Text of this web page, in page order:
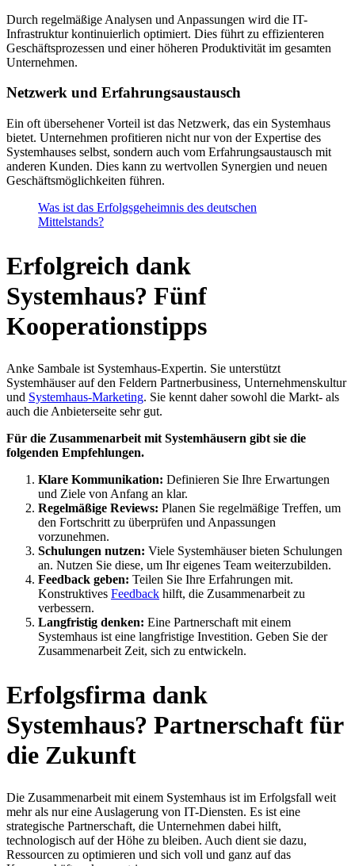
Durch regelmäßige Analysen und Anpassungen wird die IT-
Infrastruktur kontinuierlich optimiert. Dies führt zu effizienteren
Geschäftsprozessen und einer höheren Produktivität im gesamten
Unternehmen.
Netzwerk und Erfahrungsaustausch
Ein oft übersehener Vorteil ist das Netzwerk, das ein Systemhaus
bietet. Unternehmen profitieren nicht nur von der Expertise des
Systemhauses selbst, sondern auch vom Erfahrungsaustausch mit
anderen Kunden. Dies kann zu wertvollen Synergien und neuen
Geschäftsmöglichkeiten führen.
Was ist das Erfolgsgeheimnis des deutschen
Mittelstands?
Erfolgreich dank
Systemhaus? Fünf
Kooperationstipps
Anke Sambale ist Systemhaus-Expertin. Sie unterstützt
Systemhäuser auf den Feldern Partnerbusiness, Unternehmenskultur
und Systemhaus-Marketing. Sie kennt daher sowohl die Markt- als
auch die Anbieterseite sehr gut.
Für die Zusammenarbeit mit Systemhäusern gibt sie die
folgenden Empfehlungen.
Klare Kommunikation: Definieren Sie Ihre Erwartungen
und Ziele von Anfang an klar.
Regelmäßige Reviews: Planen Sie regelmäßige Treffen, um
den Fortschritt zu überprüfen und Anpassungen
vorzunehmen.
Schulungen nutzen: Viele Systemhäuser bieten Schulungen
an. Nutzen Sie diese, um Ihr eigenes Team weiterzubilden.
Feedback geben: Teilen Sie Ihre Erfahrungen mit.
Konstruktives Feedback hilft, die Zusammenarbeit zu
verbessern.
Langfristig denken: Eine Partnerschaft mit einem
Systemhaus ist eine langfristige Investition. Geben Sie der
Zusammenarbeit Zeit, sich zu entwickeln.
Erfolgsfirma dank
Systemhaus? Partnerschaft für
die Zukunft
Die Zusammenarbeit mit einem Systemhaus ist im Erfolgsfall weit
mehr als nur eine Auslagerung von IT-Diensten. Es ist eine
strategische Partnerschaft, die Unternehmen dabei hilft,
technologisch auf der Höhe zu bleiben. Auch dient sie dazu,
Ressourcen zu optimieren und sich voll und ganz auf das